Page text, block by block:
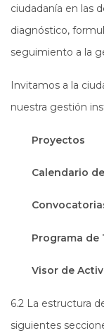
ciudadanía en las
diagnóstico,
seguimiento a la
Invitamos a la
nuestra gestión
Proyectos
Calendario
Programa de
Visor de
6.2 La estructura
siguientes